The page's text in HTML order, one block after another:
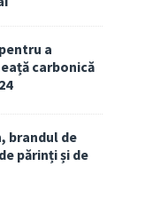
a
carbonică
brandul de
părinți și de